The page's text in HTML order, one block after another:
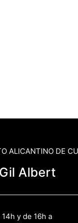
ALICANTINO DE
Albert
y de 16h a